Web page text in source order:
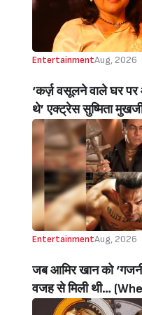
EntertainmentAug, 2026
‘कर्ज़ वसूलने वाले घर
थे’ एक्ट्रेस सुष्मिता
करोड़ का कर्ज उतारने के
C ग्रेड फिल्में, बोलीं-
थी’ (‘I Sold My Soul’
Sushmita
C-Grade Films To
EntertainmentAug, 2026
जब आमिर खान को
वजह से मिली थी…
Got ‘Ghajini’